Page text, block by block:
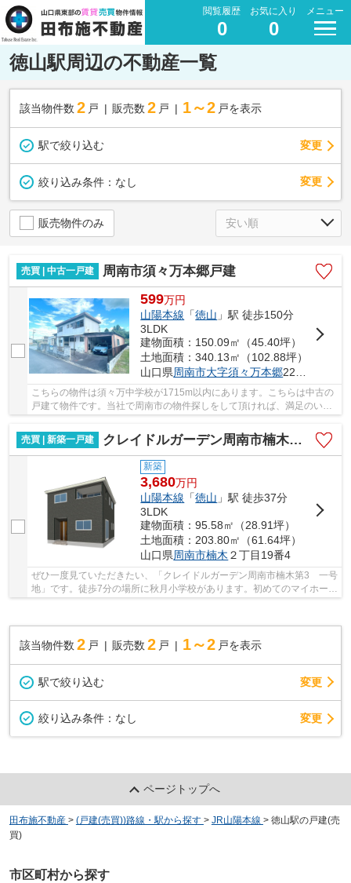
閲覧履歴
0
お気に入り
0
メニュー
徳山駅周辺の不動産一覧
該当物件数 2 戸 販売数 2 戸 1～2 戸を表示
駅で絞り込む 変更
絞り込み条件： なし 変更
販売物件のみ
売買 | 中古一戸建 周南市須々万本郷戸建
599万円
山陽本線 「徳山 」駅 徒歩150分
3LDK
建物面積：150.09㎡（45.40坪）
土地面積：340.13㎡（102.88坪）
山口県周南市大字須々万本郷225-12
こちらの物件は須々万中学校が1715m以内にあります。こちらは中古の
戸建て物件です。当社で周南市の物件探しをして頂ければ、満足のいく
売買 | 新築一戸建
クレイドルガーデン周南市楠木第3 一号地
新築
3,680万円
山陽本線 「徳山 」駅 徒歩37分
3LDK
建物面積：95.58㎡（28.91坪）
土地面積：203.80㎡（61.64坪）
山口県周南市楠木 ２丁目19番4
ぜひ一度見ていただきたい、「クレイドルガーデン周南市楠木第3 一号
地」です。徒歩7分の場所に秋月小学校があります。初めてのマイホーム
該当物件数 2 戸 販売数 2 戸 1～2 戸を表示
駅で絞り込む 変更
絞り込み条件： なし 変更
ページトップへ
田布施不動産 > (戸建(売買))路線・駅から探す > JR山陽本線 > 徳山駅の戸建(売
買)
市区町村から探す